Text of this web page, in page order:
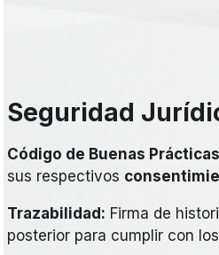
Seguridad
Código de Buenas
sus respectivos
Trazabilidad: Firma de
posterior para cumplir con